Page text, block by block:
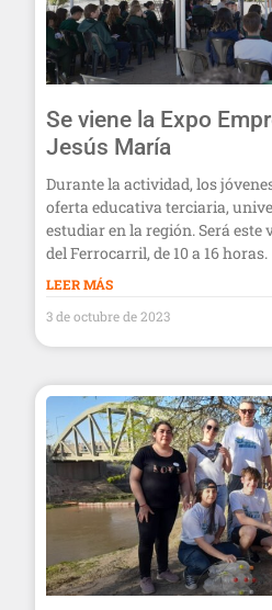
Se viene la Expo
Jesús María
Durante la actividad, los
oferta educativa terciaria,
estudiar en la región. Será este
del Ferrocarril, de 10 a 16 horas.
LEER MÁS
3 de octubre de 2023